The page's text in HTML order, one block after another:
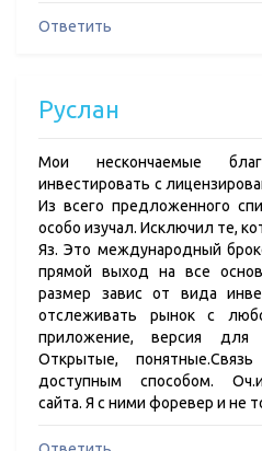
Ответить
Руслан
Мои нескончаемые
инвестировать с
Из всего предложенного
особо изучал. Исключил те,
Яз. Это международный
прямой выход на все
размер завис от вида
отслеживать рынок с
приложение, версия
Открытые,
доступным способом.
сайта. Я с ними форевер и не